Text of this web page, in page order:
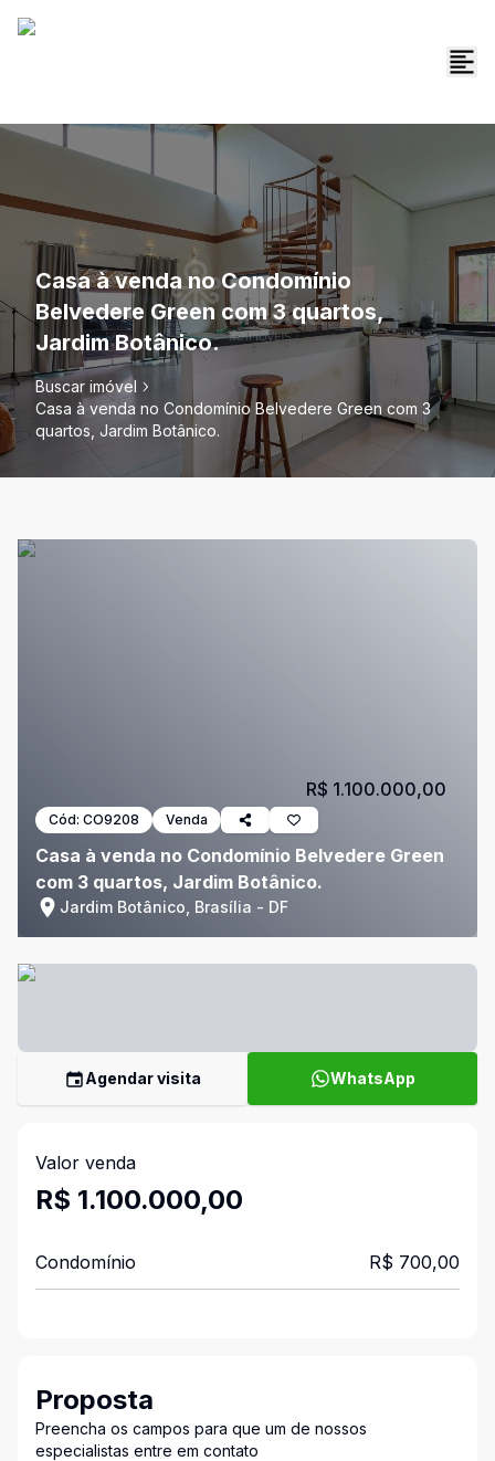
Casa à venda no Condomínio
Belvedere Green com 3 quartos,
Jardim Botânico.
Buscar imóvel
Casa à venda no Condomínio Belvedere Green com 3
quartos, Jardim Botânico.
Cód: CO9208 Venda
Casa à venda no Condomínio Belvedere Green
com 3 quartos, Jardim Botânico.
Jardim Botânico, Brasília - DF
R$ 1.100.000,00
Agendar visita WhatsApp
Valor venda
R$ 1.100.000,00
Condomínio R$ 700,00
Proposta
Preencha os campos para que um de nossos
especialistas entre em contato